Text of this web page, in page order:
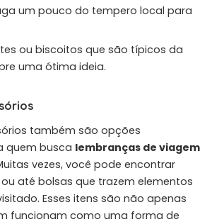
um pouco do tempero local para
ou biscoitos que são típicos da
uma ótima ideia.
também são opções
quem busca lembranças de viagem
vezes, você pode encontrar
até bolsas que trazem elementos
Esses itens são não apenas
funcionam como uma forma de